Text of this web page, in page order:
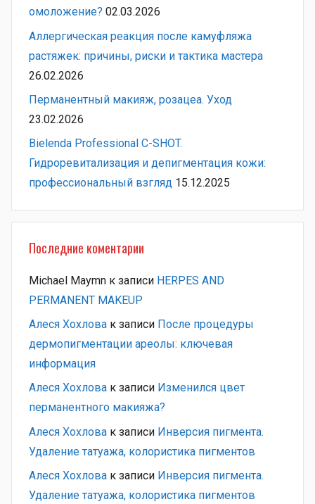
омоложение? 02.03.2026
Аллергическая реакция после камуфляжа
растяжек: причины, риски и тактика мастера
26.02.2026
Перманентный макияж, розацеа. Уход
23.02.2026
Bielenda Professional C-SHOT.
Гидроревитализация и депигментация кожи:
профессиональный взгляд 15.12.2025
Последние коментарии
Michael Maymn к записи HERPES AND
PERMANENT MAKEUP
Алеся Хохлова к записи После процедуры
дермопигментации ареолы: ключевая
информация
Алеся Хохлова к записи Изменился цвет
перманентного макияжа?
Алеся Хохлова к записи Инверсия пигмента.
Удаление татуажа, колористика пигментов
Алеся Хохлова к записи Инверсия пигмента.
Удаление татуажа, колористика пигментов